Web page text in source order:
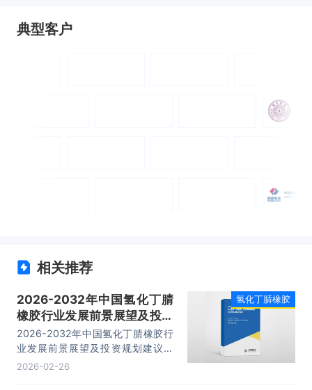
典型客户
相关推荐
2026-2032年中国氢化丁腈
橡胶行业发展前景展望及投资
规划建议报告
2026-2032年中国氢化丁腈橡胶行
业发展前景展望及投资规划建议报
告，主要包括企业及竞争格局、投资
2026-02-26
氢化丁腈橡胶